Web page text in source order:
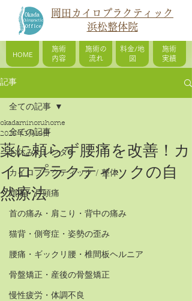
HOME
施術
内容
施術の
流れ
料金/地
図
施術
実績
岡田カイロプラクティック
浜松整体院
記事
全ての記事
お休みカレンダー
カイロプラクティック / 整体
頭痛・片頭痛
首の痛み・肩こり・背中の痛み
猫背・側弯症・姿勢の歪み
腰痛・ギックリ腰・椎間板ヘルニア
骨盤矯正・産後の骨盤矯正
慢性疲労・体調不良
全ての記事
薬に頼らず腰痛を改善！カ
イロプラクティックの自
然療法
okadaminoruhome
2025年3月19日